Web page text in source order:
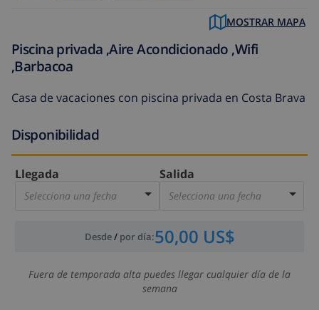
MOSTRAR MAPA
Piscina privada ,Aire Acondicionado ,Wifi
,Barbacoa
Casa de vacaciones con piscina privada en Costa Brava
Disponibilidad
Llegada
Selecciona una fecha
Salida
Selecciona una fecha
Desde/ por día:50,00 US$
Fuera de temporada alta puedes llegar cualquier día de la
semana